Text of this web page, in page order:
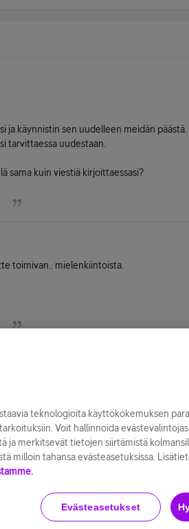
ja käynnistin sen uudelleen meidän
tarvittaessa uudestaan.
sama kuin viestiä kirjoittaessasi?
toimivan.. mielenkiintoista.
teknologioita käyttökokemuksen
Voit hallinnoida
ja merkitsevät tietojen siirtämistä
milloin tahansa evästeasetuksissa.
Evästeasetukset